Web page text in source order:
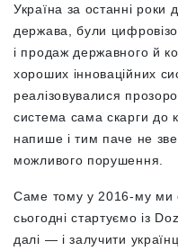
Україна за останні роки
держава, були
і продаж державного й
хороших інноваційних
реалізовувалися
система сама скарги до
напише і тим паче не
можливого порушення.
Саме тому у 2016-му ми
сьогодні стартуємо із
далі — і залучити